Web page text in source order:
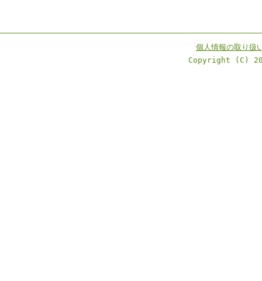
個人情報の取り扱
Copyright (C)